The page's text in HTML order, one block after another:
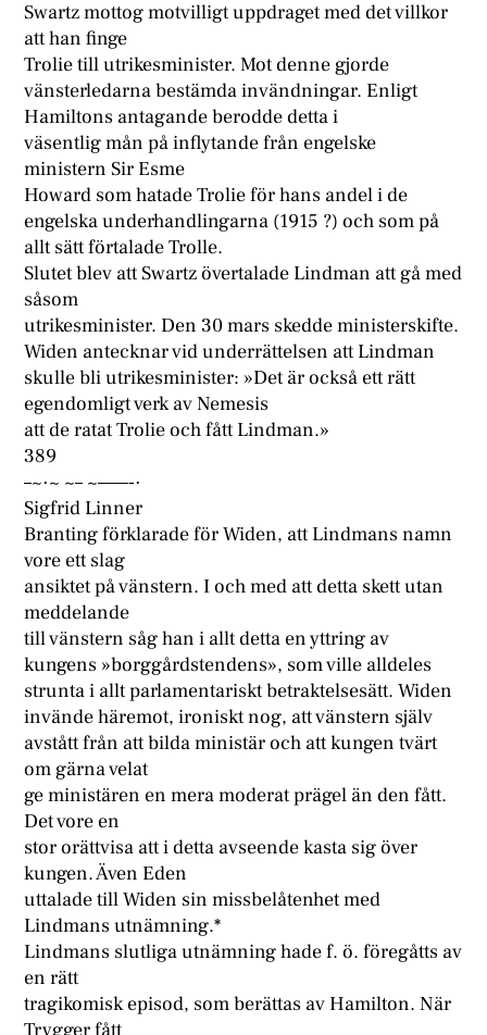
Swartz mottog motvilligt uppdraget med det villkor
att han finge
Trolie till utrikesminister. Mot denne gjorde
vänsterledarna bestämda invändningar. Enligt
Hamiltons antagande berodde detta i
väsentlig mån på inflytande från engelske
ministern Sir Esme
Howard som hatade Trolie för hans andel i de
engelska underhandlingarna (1915 ?) och som på
allt sätt förtalade Trolle.
Slutet blev att Swartz övertalade Lindman att gå med
såsom
utrikesminister. Den 30 mars skedde ministerskifte.
Widen antecknar vid underrättelsen att Lindman
skulle bli utrikesminister: »Det är också ett rätt
egendomligt verk av Nemesis
att de ratat Trolie och fått Lindman.»
389
–~·~ ~– ~——-·
Sigfrid Linner
Branting förklarade för Widen, att Lindmans namn
vore ett slag
ansiktet på vänstern. I och med att detta skett utan
meddelande
till vänstern såg han i allt detta en yttring av
kungens »borggårdstendens», som ville alldeles
strunta i allt parlamentariskt betraktelsesätt. Widen
invände häremot, ironiskt nog, att vänstern själv
avstått från att bilda ministär och att kungen tvärt
om gärna velat
ge ministären en mera moderat prägel än den fått.
Det vore en
stor orättvisa att i detta avseende kasta sig över
kungen. Även Eden
uttalade till Widen sin missbelåtenhet med
Lindmans utnämning.*
Lindmans slutliga utnämning hade f. ö. föregåtts av
en rätt
tragikomisk episod, som berättas av Hamilton. När